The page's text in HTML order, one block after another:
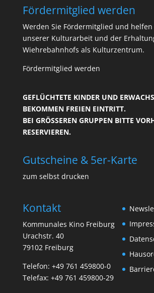
Fördermitglied werden
Werden Sie Fördermitglied und helfen
unserer Kulturarbeit und der
Wiehrebahnhofs als Kulturzentrum.
Fördermitglied werden
GEFLÜCHTETE KINDER UND
BEKOMMEN FREIEN EINTRITT.
BEI GRÖSSEREN GRUPPEN BITTE
ESERVIEREN.
Gutscheine & 5er-Karte
zum selbst drucken
Kontakt
Kommunales Kino Freiburg
Urachstr. 40
79102 Freiburg
Telefon: +49 761 459800-0
Telefax: +49 761 459800-29